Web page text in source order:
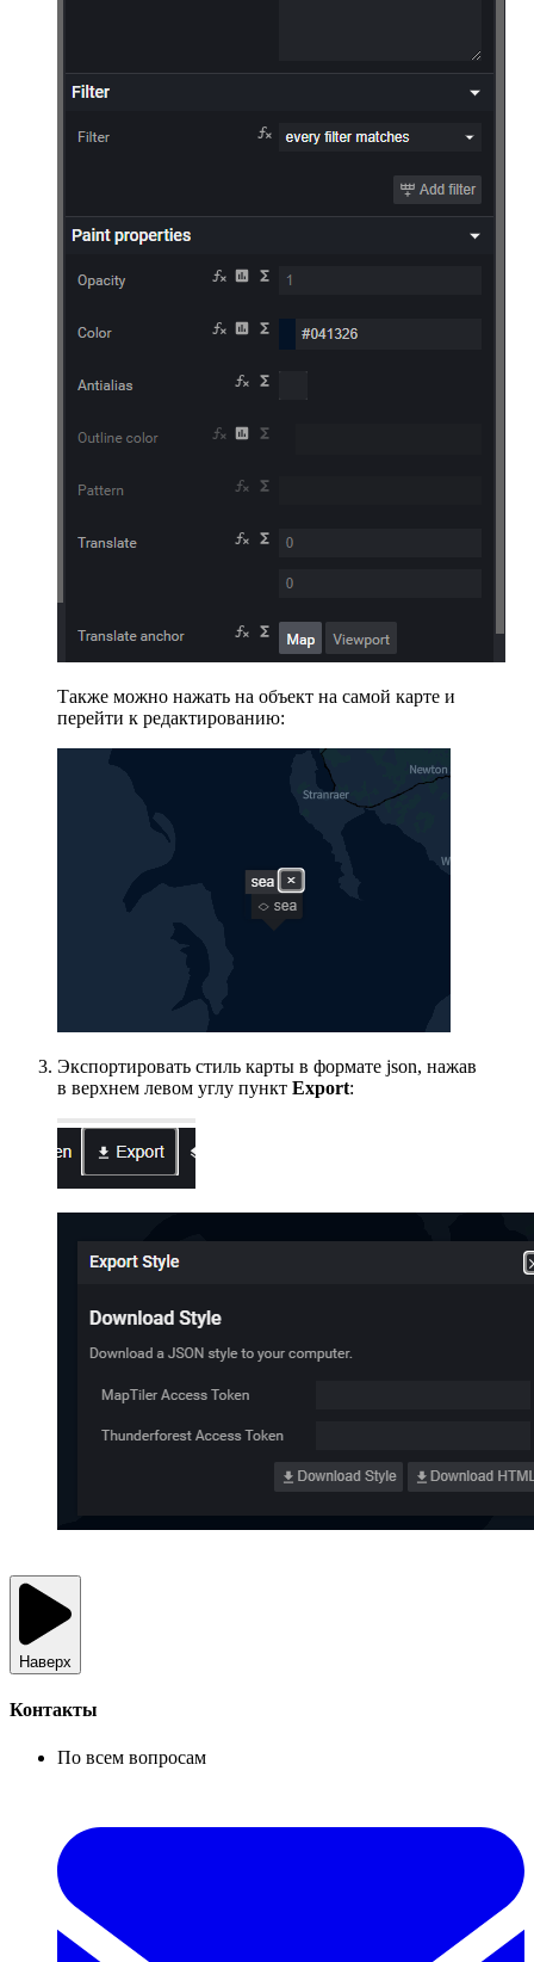
Также можно нажать на объект на самой карте и
перейти к редактированию:
Экспортировать стиль карты в формате json, нажав
в верхнем левом углу пункт Export:
Наверх
Контакты
По всем вопросам